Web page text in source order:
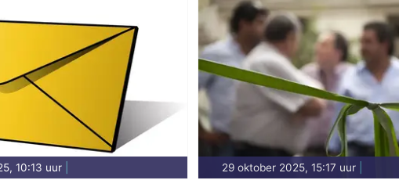
10:13 uur 29 oktober 2025, 15:17 uur|